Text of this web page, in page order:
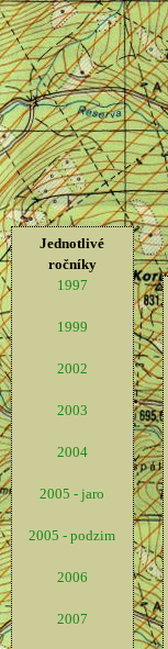
Jednotlivé
ročníky
1997
1999
2002
2003
2004
2005 - jaro
2005 - podzim
2006
2007